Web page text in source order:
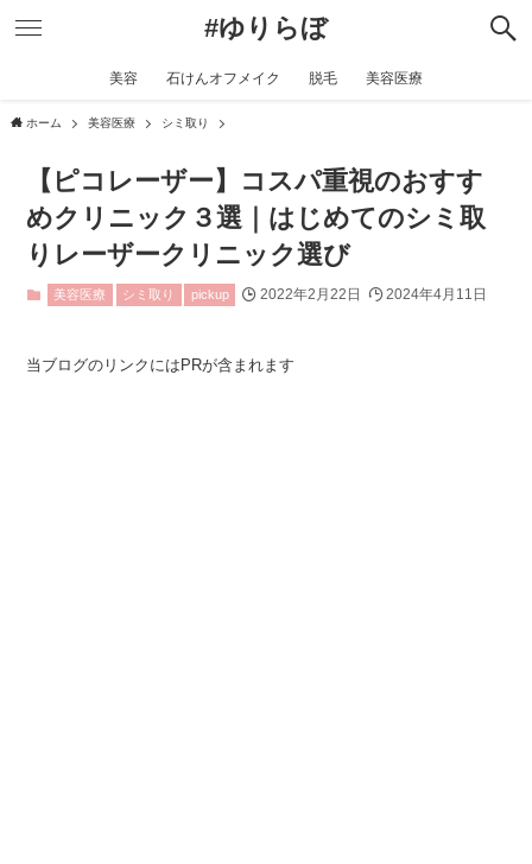
#ゆりらぼ
美容 石けんオフメイク 脱毛 美容医療
ホーム 美容医療 シミ取り
【ピコレーザー】コスパ重視のおすす
めクリニック３選｜はじめてのシミ取
りレーザークリニック選び
美容医療 シミ取り pickup 2022年2月22日 2024年4月11日
当ブログのリンクにはPRが含まれます